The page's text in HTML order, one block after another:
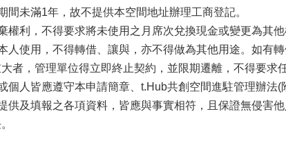
間未滿1年，故不提供本空間地址辦理工商登記。
權利，不得要求將未使用之月席次兌換現金或變更為其
人使用，不得轉借、讓與，亦不得做為其他用途。如有
者，管理單位得立即終止契約，並限期遷離，不得要求
個人皆應遵守本申請簡章、t.Hub共創空間進駐管理辦法(
供及填報之各項資料，皆應與事實相符，且保證無侵害